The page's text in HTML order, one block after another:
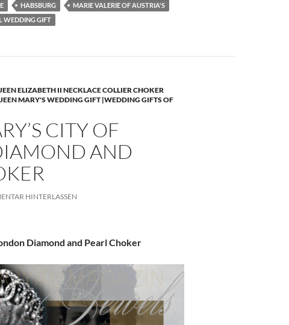
HABSBURG
MARIE VALERIE OF AUSTRIA'S
WEDDING GIFT
ELIZABETH II NECKLACE COLLIER CHOKER
MARY'S WEDDING GIFT |WEDDING GIFTS OF
CITY OF
AND
HINTERLASSEN
Diamond and Pearl Choker